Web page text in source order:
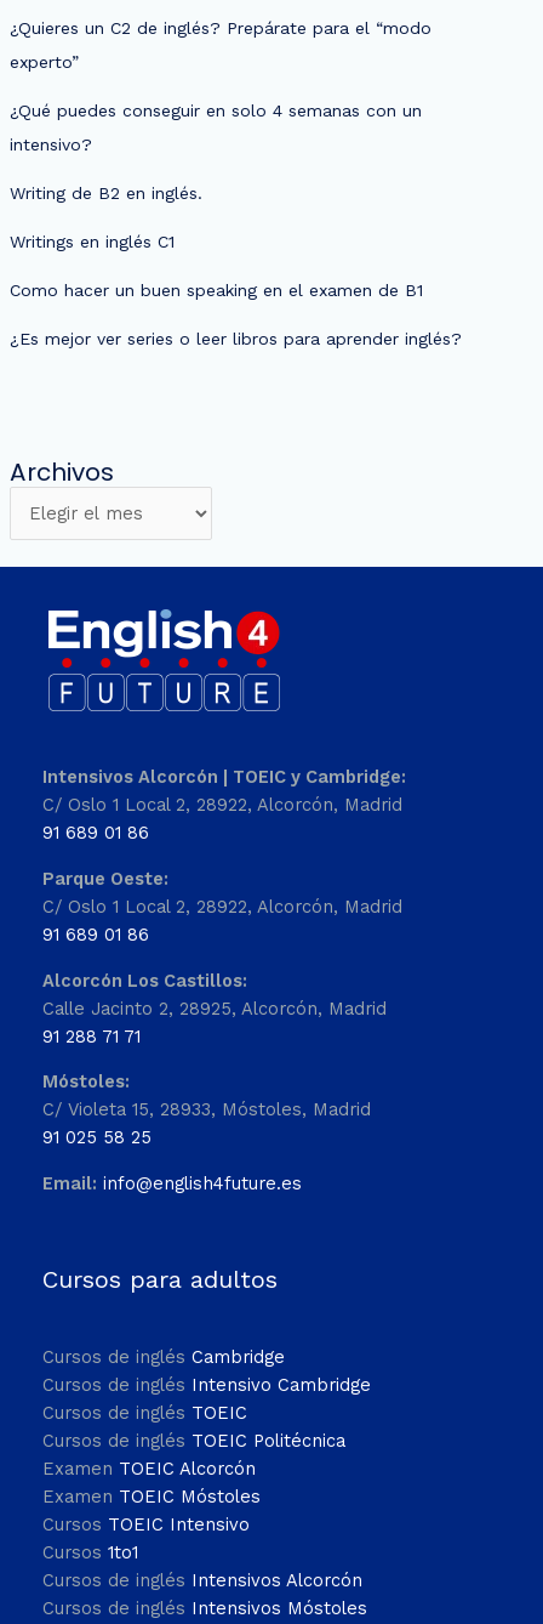
¿Quieres un C2 de inglés? Prepárate para el “modo
experto”
¿Qué puedes conseguir en solo 4 semanas con un
intensivo?
Writing de B2 en inglés.
Writings en inglés C1
Como hacer un buen speaking en el examen de B1
¿Es mejor ver series o leer libros para aprender inglés?
Archivos
Intensivos Alcorcón | TOEIC y Cambridge:
C/ Oslo 1 Local 2, 28922, Alcorcón, Madrid
91 689 01 86
Parque Oeste:
C/ Oslo 1 Local 2, 28922, Alcorcón, Madrid
91 689 01 86
Alcorcón Los Castillos:
Calle Jacinto 2, 28925, Alcorcón, Madrid
91 288 71 71
Móstoles:
C/ Violeta 15, 28933, Móstoles, Madrid
91 025 58 25
Email: info@english4future.es
Cursos para adultos
Cursos de inglés Cambridge
Cursos de inglés Intensivo Cambridge
Cursos de inglés TOEIC
Cursos de inglés TOEIC Politécnica
Examen TOEIC Alcorcón
Examen TOEIC Móstoles
Cursos TOEIC Intensivo
Cursos 1to1
Cursos de inglés Intensivos Alcorcón
Cursos de inglés Intensivos Móstoles